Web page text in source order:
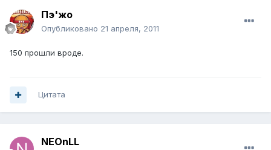
Пэ'жо
Опубликовано 21 апреля, 2011
150 прошли вроде.
Цитата
NEOnLL